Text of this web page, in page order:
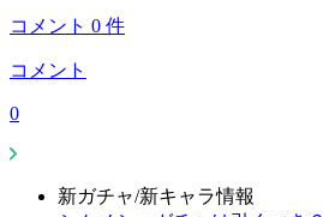
コメント 0 件
コメント
0
新ガチャ/新キャラ情報